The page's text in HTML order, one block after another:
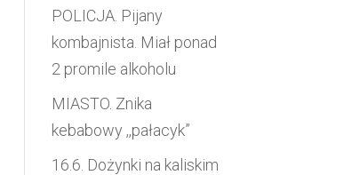
POLICJA. Pijany
kombajnista. Miał ponad
2 promile alkoholu
MIASTO. Znika
kebabowy ,,pałacyk”
16.6. Dożynki na kaliskim